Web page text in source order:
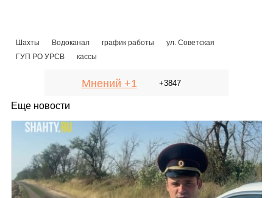
Шахты Водоканал график работы
ул. Советская
ГУП РО УРСВ
кассы
Мнений +1 +3847
Еще новости